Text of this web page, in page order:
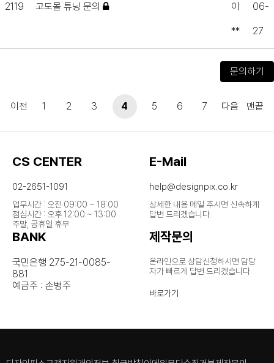
2119 고도몰 튜닝 문의 이
**
06-
27
문의하기
이전 1 2 3 4 5 6 7 다음 맨끝
CS CENTER
02-2651-1091
업무시간 : 오전 09:00 ~ 18:00
점심시간 : 오후 12:00 ~ 13:00
주말, 공휴일 휴무
E-Mail
help@designpix.co.kr
상세한 내용 메일 주시면 신속하게
답변 드리겠습니다.
BANK
국민은행 275-21-0085-
881
예금주 : 손병주
제작문의
온라인으로 상담신청하시면 담당
자가 빠르게 답변 드리겠습니다.
바로가기